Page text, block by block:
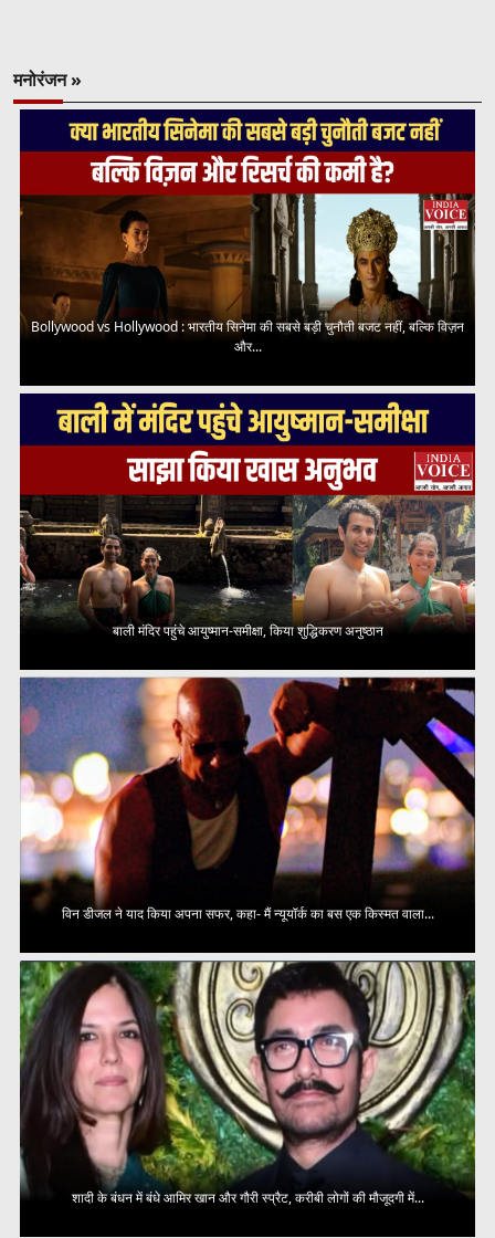
मनोरंजन »
Bollywood vs Hollywood : भारतीय सिनेमा की सबसे बड़ी चुनौती बजट नहीं, बल्कि विज़न
और...
बाली मंदिर पहुंचे आयुष्मान-समीक्षा, किया शुद्धिकरण अनुष्ठान
विन डीजल ने याद किया अपना सफर, कहा- मैं न्यूयॉर्क का बस एक किस्मत वाला...
शादी के बंधन में बंधे आमिर खान और गौरी स्प्रैट, करीबी लोगों की मौजूदगी में...